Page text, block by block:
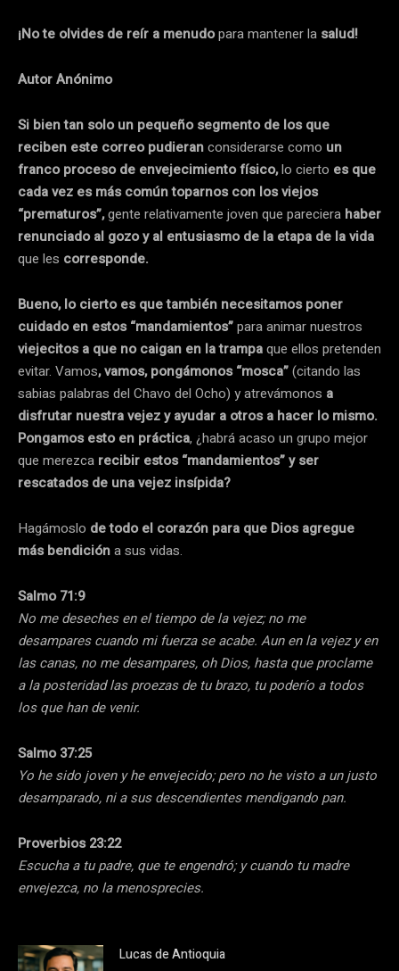
¡No te olvides de reír a menudopara mantener la salud!
Autor Anónimo
Si bien tan solo un pequeño segmento de los que
reciben este correo pudieranconsiderarse como un
franco proceso de envejecimiento físico,lo cierto es que
cada vez es más común toparnos con los viejos
“prematuros”,gente relativamente joven que pareciera haber
renunciado al gozo y al entusiasmo de la etapa de la vida
que les corresponde.
Bueno, lo cierto es que también necesitamos poner
cuidado en estos “mandamientos”para animar nuestros
viejecitos a que no caigan en la trampaque ellos pretenden
evitar. Vamos, vamos, pongámonos “mosca”(citando las
sabias palabras del Chavo del Ocho) y atrevámonos a
disfrutar nuestra vejez y ayudar a otros a hacer lo mismo.
Pongamos esto en práctica, ¿habrá acaso un grupo mejor
que merezca recibir estos “mandamientos” y ser
rescatados de una vejez insípida?
Hagámoslo de todo el corazón para que Dios agregue
más bendicióna sus vidas.
Salmo 71:9
No me deseches en el tiempo de la vejez; no me
desampares cuando mi fuerza se acabe. Aun en la vejez y en
las canas, no me desampares, oh Dios, hasta que proclame
a la posteridad las proezas de tu brazo, tu poderío a todos
los que han de venir.
Salmo 37:25
Yo he sido joven y he envejecido; pero no he visto a un justo
desamparado, ni a sus descendientes mendigando pan.
Proverbios 23:22
Escucha a tu padre, que te engendró; y cuando tu madre
envejezca, no la menosprecies.
Lucas de Antioquia